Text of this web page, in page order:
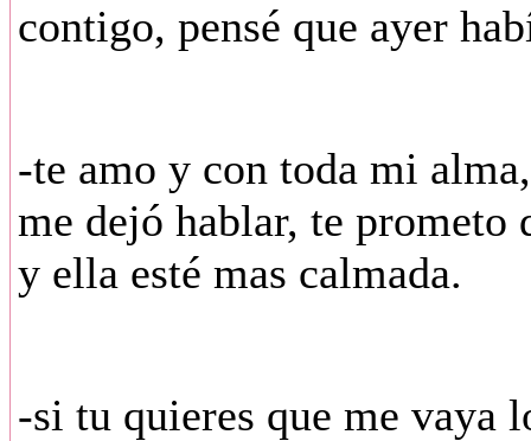
contigo, pensé que ayer
-te amo y con toda mi
me dejó hablar, te prometo
y ella esté mas calmada.
-si tu quieres que me vaya